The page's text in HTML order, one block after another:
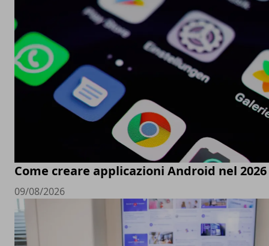
Come creare applicazioni Android nel 2026
09/08/2026